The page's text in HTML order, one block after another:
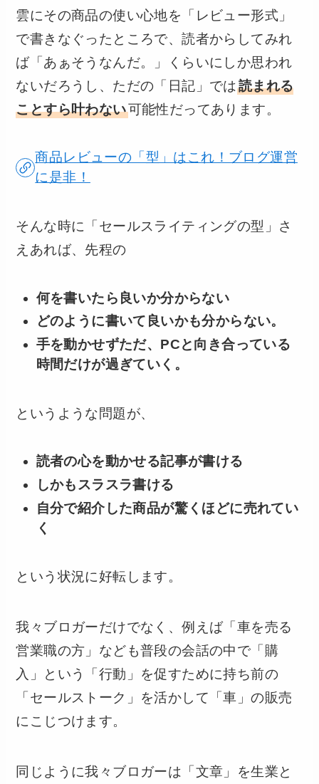
雲にその商品の使い心地を「レビュー形式」
で書きなぐったところで、読者からしてみれ
ば「あぁそうなんだ。」くらいにしか思われ
ないだろうし、ただの「日記」では読まれる
ことすら叶わない可能性だってあります。
商品レビューの「型」はこれ！ブログ運営
に是非！
そんな時に「セールスライティングの型」さ
えあれば、先程の
何を書いたら良いか分からない
どのように書いて良いかも分からない。
手を動かせずただ、PCと向き合っている
時間だけが過ぎていく。
というような問題が、
読者の心を動かせる記事が書ける
しかもスラスラ書ける
自分で紹介した商品が驚くほどに売れてい
く
という状況に好転します。
我々ブロガーだけでなく、例えば「車を売る
営業職の方」なども普段の会話の中で「購
入」という「行動」を促すために持ち前の
「セールストーク」を活かして「車」の販売
にこじつけます。
同じように我々ブロガーは「文章」を生業と